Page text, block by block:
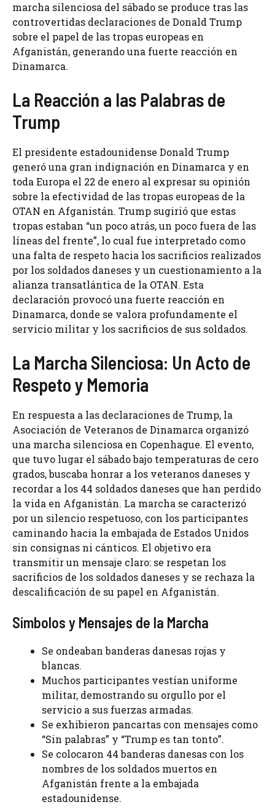
marcha silenciosa del sábado se produce tras las
controvertidas declaraciones de Donald Trump
sobre el papel de las tropas europeas en
Afganistán, generando una fuerte reacción en
Dinamarca.
La Reacción a las Palabras de
Trump
El presidente estadounidense Donald Trump
generó una gran indignación en Dinamarca y en
toda Europa el 22 de enero al expresar su opinión
sobre la efectividad de las tropas europeas de la
OTAN en Afganistán. Trump sugirió que estas
tropas estaban “un poco atrás, un poco fuera de las
líneas del frente”, lo cual fue interpretado como
una falta de respeto hacia los sacrificios realizados
por los soldados daneses y un cuestionamiento a la
alianza transatlántica de la OTAN. Esta
declaración provocó una fuerte reacción en
Dinamarca, donde se valora profundamente el
servicio militar y los sacrificios de sus soldados.
La Marcha Silenciosa: Un Acto de
Respeto y Memoria
En respuesta a las declaraciones de Trump, la
Asociación de Veteranos de Dinamarca organizó
una marcha silenciosa en Copenhague. El evento,
que tuvo lugar el sábado bajo temperaturas de cero
grados, buscaba honrar a los veteranos daneses y
recordar a los 44 soldados daneses que han perdido
la vida en Afganistán. La marcha se caracterizó
por un silencio respetuoso, con los participantes
caminando hacia la embajada de Estados Unidos
sin consignas ni cánticos. El objetivo era
transmitir un mensaje claro: se respetan los
sacrificios de los soldados daneses y se rechaza la
descalificación de su papel en Afganistán.
Símbolos y Mensajes de la Marcha
Se ondeaban banderas danesas rojas y
blancas.
Muchos participantes vestían uniforme
militar, demostrando su orgullo por el
servicio a sus fuerzas armadas.
Se exhibieron pancartas con mensajes como
“Sin palabras” y “Trump es tan tonto”.
Se colocaron 44 banderas danesas con los
nombres de los soldados muertos en
Afganistán frente a la embajada
estadounidense.